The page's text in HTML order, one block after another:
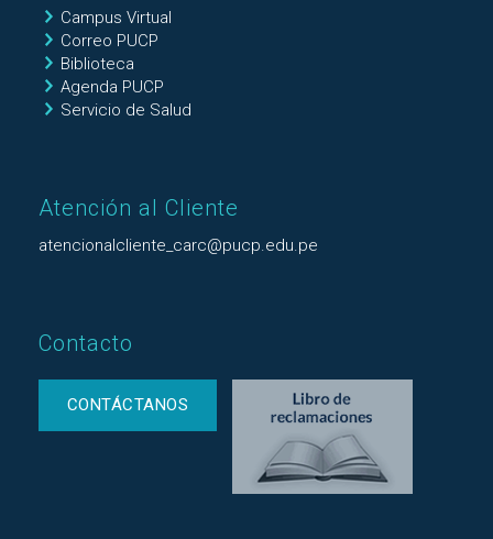
Campus Virtual
Correo PUCP
Biblioteca
Agenda PUCP
Servicio de Salud
Atención al Cliente
atencionalcliente_carc@pucp.edu.pe
Contacto
CONTÁCTANOS